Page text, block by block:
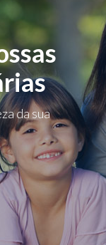
da sua